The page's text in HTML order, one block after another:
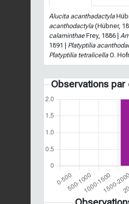
Alucita acanthadactyla
acanthodactyla(Hübner,
calaminthaeFrey, 1886 |
1891 | Platyptilia
Platyptilia tetralicellaO.
Observations